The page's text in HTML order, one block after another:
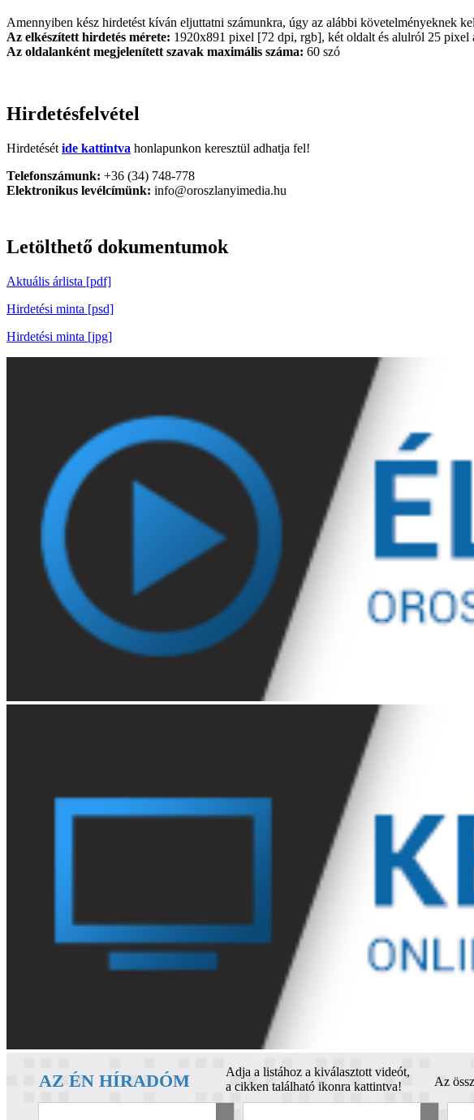
Amennyiben kész hirdetést kíván eljuttatni számunkra, úgy az alábbi követelményeknek
Az elkészített hirdetés mérete: 1920x891 pixel [72 dpi, rgb], két oldalt és alulról 25 pixel
Az oldalanként megjelenített szavak maximális száma: 60 szó
Hirdetésfelvétel
Hirdetését ide kattintva honlapunkon keresztül adhatja fel!
Telefonszámunk: +36 (34) 748-778
Elektronikus levélcímünk: info@oroszlanyimedia.hu
Letölthető dokumentumok
Aktuális árlista [pdf]
Hirdetési minta [psd]
Hirdetési minta [jpg]
AZ ÉN HÍRADÓM
Adja a listához a kiválasztott videót,
a cikken található ikonra kattintva!
Az